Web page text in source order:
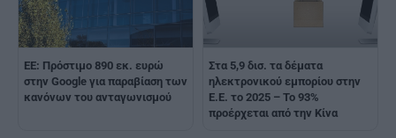
ΕΕ: Πρόστιμο 890 εκ. ευρώ
στην Google για παραβίαση των
κανόνων του ανταγωνισμού
Στα 5,9 δισ. τα δέματα
ηλεκτρονικού εμπορίου στην
Ε.Ε. το 2025 – Το 93%
προέρχεται από την Κίνα